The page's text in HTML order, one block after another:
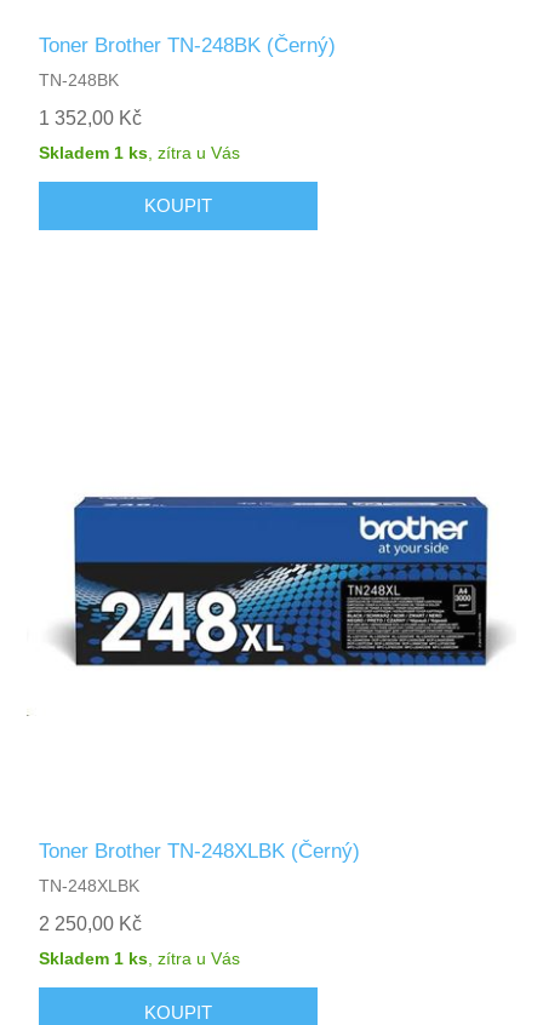
Toner Brother TN-248BK (Černý)
TN-248BK
1 352,00 Kč
Skladem 1 ks ,zítra u Vás
Toner Brother TN-248XLBK (Černý)
TN-248XLBK
2 250,00 Kč
Skladem 1 ks ,zítra u Vás